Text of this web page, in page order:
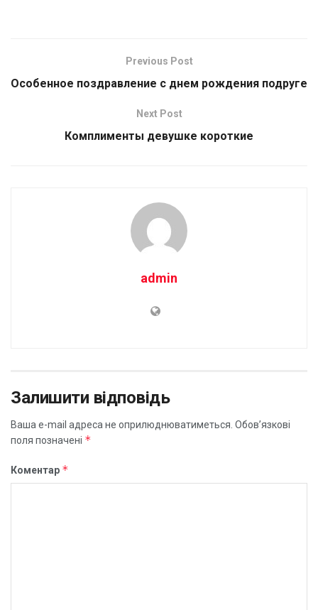
Previous Post
Особенное поздравление с днем рождения подруге
Next Post
Комплименты девушке короткие
admin
Залишити відповідь
Ваша e-mail адреса не оприлюднюватиметься. Обов’язкові
поля позначені *
Коментар *